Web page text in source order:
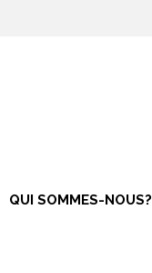
QUI SOMMES-NOUS?